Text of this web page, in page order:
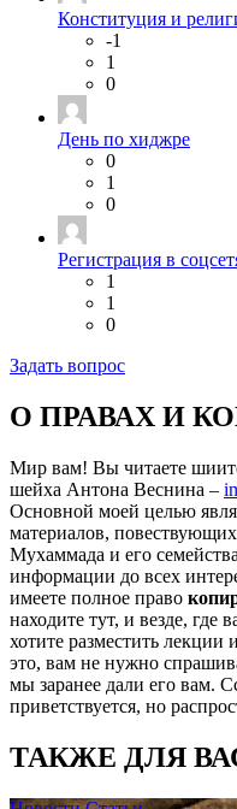
Конституция и
-1
1
0
День по хиджре
0
1
0
Регистрация в
1
1
0
Задать вопрос
О ПРАВАХ И
Мир вам! Вы читаете
шейха Антона Веснина –
Основной моей целью
материалов,
Мухаммада и его
информации до всех
имеете полное право
находите тут, и везде,
хотите разместить лекции
это, вам не нужно
мы заранее дали его вам.
приветствуется, но
ТАКЖЕ ДЛЯ